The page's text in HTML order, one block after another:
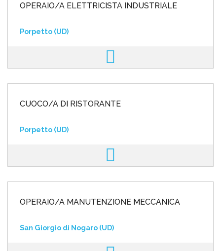
OPERAIO/A ELETTRICISTA INDUSTRIALE
Porpetto (UD)
CUOCO/A DI RISTORANTE
Porpetto (UD)
OPERAIO/A MANUTENZIONE MECCANICA
San Giorgio di Nogaro (UD)